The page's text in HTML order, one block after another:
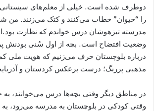
دوطرف شده است. خیلی از معلم‌های
را “حیوان” خطاب می‌کنند و کتک می‌زنند. من
مدرسته تیزهوشان درس خواندم که نظارت
وضعیت افتضاح است. بچه از اول سُنی بودنش
درباره بلوچستان حرف می‌زنیم که هویت ملی
مذهبی پررنگ؛ درست برعکس کردستان و
در مناطق دیگر وقتی بچه‌ها درس می‌خوانند، به
وقتی کودکی در بلوچستان به مدرسه می‌رود، به